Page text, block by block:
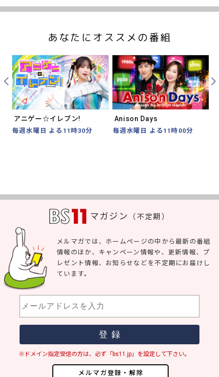
あなたにオススメの番組
アニゲー☆イレブン!
毎週水曜日 よる11時30分
Anison Days
毎週水曜日 よる11時00分
Prev
マガジン （不定期）
メルマガ登録・解除
メルマガでは、ホームページの中から最新の番組
情報のほか、キャンペーン情報や、更新情報、プ
レゼント情報、お知らせなどを不定期にお届けし
ています。
※ドメイン指定受信の方は、必ず「bs11.jp」を設定して下さい。